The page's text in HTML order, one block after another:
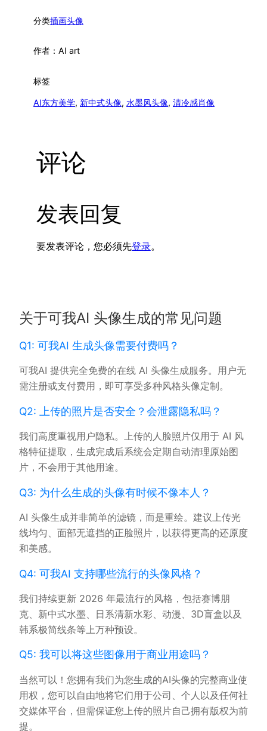
分类插画头像
作者： AI art
标签
AI东方美学, 新中式头像, 水墨风头像, 清冷感肖像
评论
发表回复
要发表评论，您必须先登录。
关于可我AI 头像生成的常见问题
Q1: 可我AI 生成头像需要付费吗？
可我AI 提供完全免费的在线 AI 头像生成服务。用户无
需注册或支付费用，即可享受多种风格头像定制。
Q2: 上传的照片是否安全？会泄露隐私吗？
我们高度重视用户隐私。上传的人脸照片仅用于 AI 风
格特征提取，生成完成后系统会定期自动清理原始图
片，不会用于其他用途。
Q3: 为什么生成的头像有时候不像本人？
AI 头像生成并非简单的滤镜，而是重绘。建议上传光
线均匀、面部无遮挡的正脸照片，以获得更高的还原度
和美感。
Q4: 可我AI 支持哪些流行的头像风格？
我们持续更新 2026 年最流行的风格，包括赛博朋
克、新中式水墨、日系清新水彩、动漫、3D盲盒以及
韩系极简线条等上万种预设。
Q5: 我可以将这些图像用于商业用途吗？
当然可以！您拥有我们为您生成的AI头像的完整商业使
用权，您可以自由地将它们用于公司、个人以及任何社
交媒体平台，但需保证您上传的照片自己拥有版权为前
提。